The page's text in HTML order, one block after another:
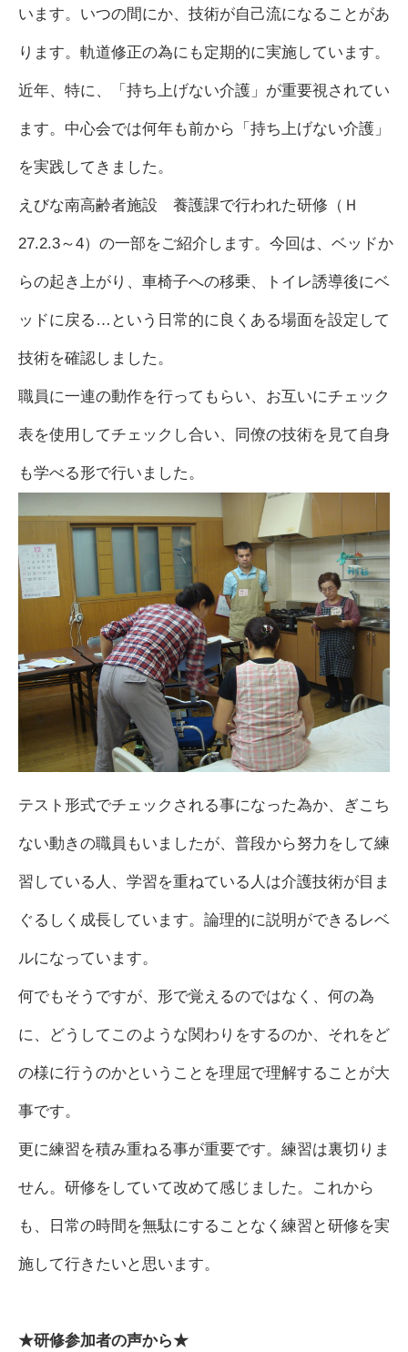
います。いつの間にか、技術が自己流になることがあ
ります。軌道修正の為にも定期的に実施しています。
近年、特に、「持ち上げない介護」が重要視されてい
ます。中心会では何年も前から「持ち上げない介護」
を実践してきました。
えびな南高齢者施設 養護課で行われた研修（Ｈ
27.2.3～4）の一部をご紹介します。今回は、ベッドか
らの起き上がり、車椅子への移乗、トイレ誘導後にベ
ッドに戻る…という日常的に良くある場面を設定して
技術を確認しました。
職員に一連の動作を行ってもらい、お互いにチェック
表を使用してチェックし合い、同僚の技術を見て自身
も学べる形で行いました。
テスト形式でチェックされる事になった為か、ぎこち
ない動きの職員もいましたが、普段から努力をして練
習している人、学習を重ねている人は介護技術が目ま
ぐるしく成長しています。論理的に説明ができるレベ
ルになっています。
何でもそうですが、形で覚えるのではなく、何の為
に、どうしてこのような関わりをするのか、それをど
の様に行うのかということを理屈で理解することが大
事です。
更に練習を積み重ねる事が重要です。練習は裏切りま
せん。研修をしていて改めて感じました。これから
も、日常の時間を無駄にすることなく練習と研修を実
施して行きたいと思います。
★研修参加者の声から★